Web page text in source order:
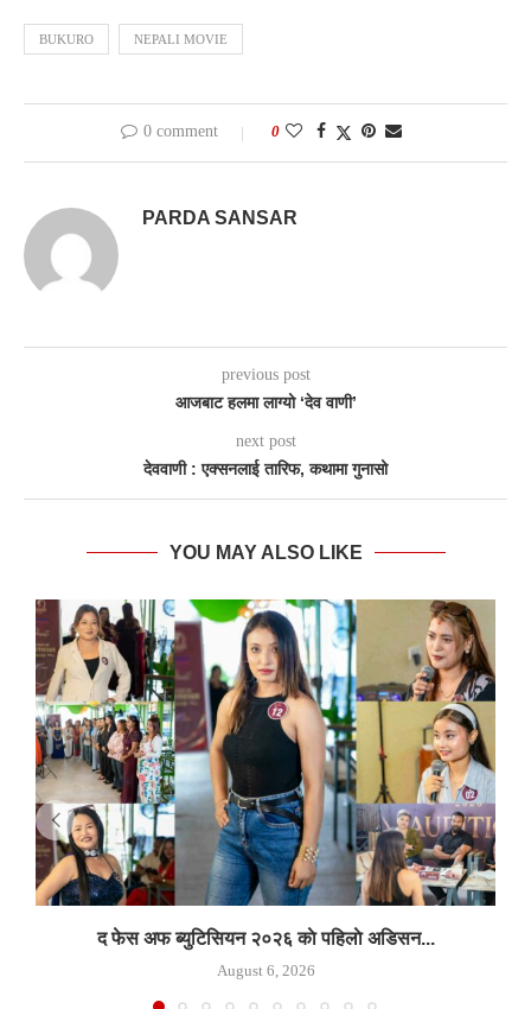
BUKURO NEPALI MOVIE
0 comment 0
PARDA SANSAR
previous post
आजबाट हलमा लाग्यो ‘देव वाणी’
next post
देववाणी : एक्सनलाई तारिफ, कथामा गुनासो
YOU MAY ALSO LIKE
द फेस अफ ब्युटिसियन २०२६ काे पहिलाे अडिसन...
August 6, 2026